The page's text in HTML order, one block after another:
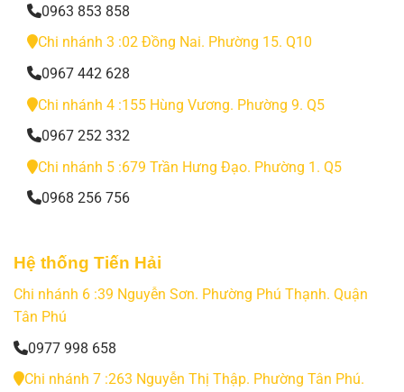
0963 853 858
Chi nhánh 3 :02 Đồng Nai. Phường 15. Q10
0967 442 628
Chi nhánh 4 :155 Hùng Vương. Phường 9. Q5
0967 252 332
Chi nhánh 5 :679 Trần Hưng Đạo. Phường 1. Q5
0968 256 756
Hệ thống Tiến Hải
Chi nhánh 6 :39 Nguyễn Sơn. Phường Phú Thạnh. Quận
Tân Phú
0977 998 658
Chi nhánh 7 :263 Nguyễn Thị Thập. Phường Tân Phú.